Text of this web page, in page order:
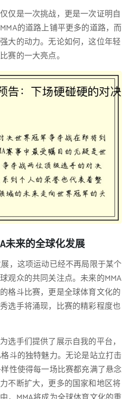
仅是一次挑战，更是一次证明自
的道路上铺平更多的道路，而
大的动力。无论如何，这位年轻
赛的一大亮点。
未来的全球化发展
，这项运动已经不再局限于某个
观众的共同关注点。未来的MMA
格斗比赛，更是全球体育文化的
选手将涌现，比赛的精彩程度也
选手们提供了展示自我的平台，
斗的独特魅力。无论是站立打击
性使得每一场比赛都充满了悬念
不断扩大，更多的国家和地区将